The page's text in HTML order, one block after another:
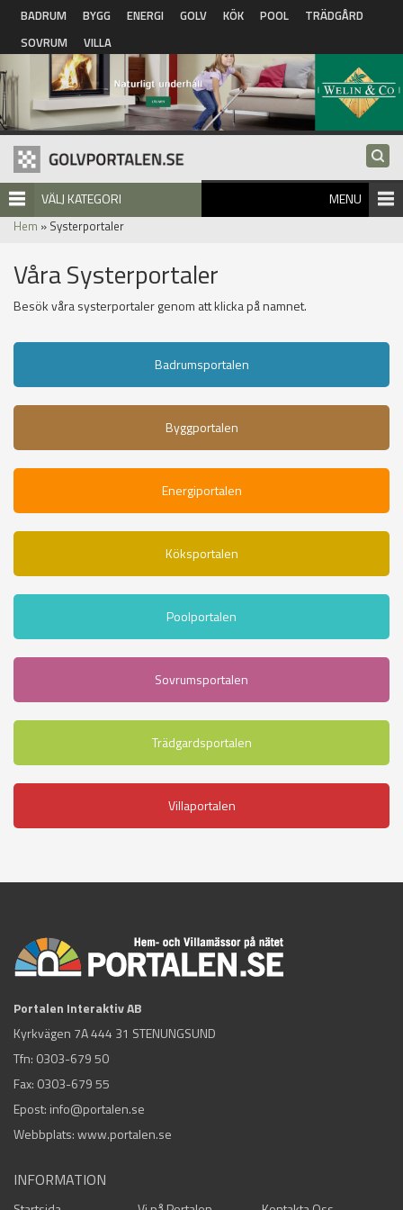
Hoppa till huvudinnehåll
BADRUM BYGG ENERGI GOLV KÖK POOL
TRÄDGÅRD
SOVRUM
VILLA
VÄLJ KATEGORI MENU
Hem » Systerportaler
Våra Systerportaler
Besök våra systerportaler genom att klicka på namnet.
Badrumsportalen
Byggportalen
Energiportalen
Köksportalen
Poolportalen
Sovrumsportalen
Trädgardsportalen
Villaportalen
Portalen Interaktiv AB
Kyrkvägen 7A 444 31 STENUNGSUND
Tfn: 0303-679 50
Fax: 0303-679 55
Epost: info@portalen.se
Webbplats: www.portalen.se
INFORMATION